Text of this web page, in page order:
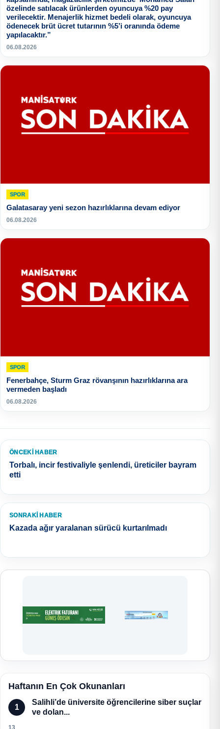
özelinde satılacak ürünlerden oyuncuya %20 pay
verilecektir. Menajerlik hizmet bedeli olarak, oyuncuya
ödenecek brüt ücret tutarının %5’i oranında ödeme
yapılacaktır.”
06.08.2026
SPOR
Galatasaray yeni sezon hazırlıklarına devam ediyor
06.08.2026
SPOR
Fenerbahçe, Sturm Graz rövanşının hazırlıklarına ara
vermeden başladı
06.08.2026
ÖNCEKI HABER
Torbalı, incir festivaliyle şenlendi, üreticiler bayram
etti
SONRAKI HABER
Kazada ağır yaralanan sürücü kurtarılmadı
Haftanın En Çok Okunanları
1
Salihli’de üniversite öğrencilerine siber suçlar
ve dolan...
13